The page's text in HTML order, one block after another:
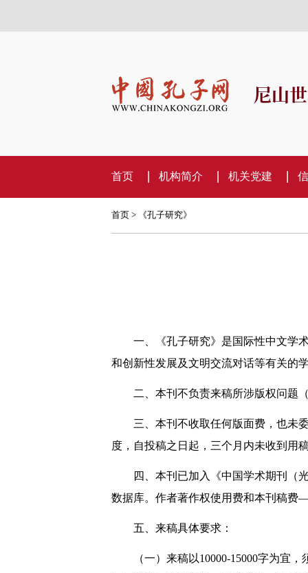
尼山
首页 机构简介 机关党建
首页> 《孔子研究》
一、《孔子研究》是国际性中文学
和创新性发展及文明交流对话等有关的
二、本刊不负责来稿所涉版权问题
三、本刊不收取任何版面费，也未
度，自投稿之日起，三个月内未收到用
四、本刊已加入《中国学术期刊（
数据库。作者著作权使用费和本刊稿费
五、来稿具体要求：
（一）来稿以10000-15000字为宜